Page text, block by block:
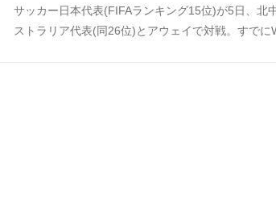
サッカー日本代表(FIFAランキング15位)が5日、北
ストラリア代表(同26位)とアウェイで対戦。すでに